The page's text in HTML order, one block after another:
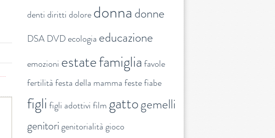
...
denti diritti doloredonnadonne
DSA DVDecologia educazione
emozioni estatefamiglia favole
fertilità festa della mamma festefiabe
figli figli adottivi film gattogemelli
genitori genitorialità gioco